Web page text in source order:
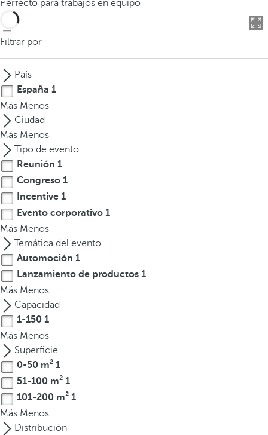
o
u
i
r
t
r
e
s
o
á
s
c
a
r
a
c
t
e
r
e
s
u
e
d
e
Perfecto para trabajos en equipo
Filtrar por
País
España 1
Más Menos
Ciudad
Más Menos
Tipo de evento
Reunión 1
Congreso 1
Incentive 1
Evento corporativo 1
Más Menos
Temática del evento
Automoción 1
Lanzamiento de productos 1
Más Menos
Capacidad
1-150 1
Más Menos
Superficie
0-50 m² 1
51-100 m² 1
101-200 m² 1
Más Menos
Distribución